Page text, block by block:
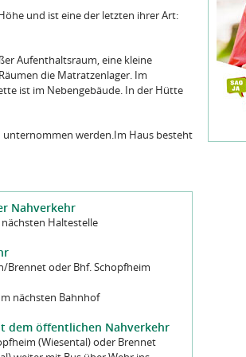
und ist eine der letzten ihrer Art:
Aufenthaltsraum, eine kleine
die Matratzenlager. Im
ist im Nebengebäude. In der Hütte
unternommen werden.Im Haus besteht
Nahverkehr
Haltestelle
Brennet oder Bhf. Schopfheim
nächsten Bahnhof
dem öffentlichen Nahverkehr
(Wiesental) oder Brennet